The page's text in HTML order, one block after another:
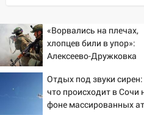
08:21
В Заволжском
велосипеда
07:18
В Ульяновск
тридцатиградусная
погода в четверг
06:00
Четыре года
«Ворвались на плечах,
хлопцев били в упор»:
Алексеево-Дружковка
«птах Мадьяра»
Отдых под звуки сирен:
что происходит в Сочи
фоне массированных